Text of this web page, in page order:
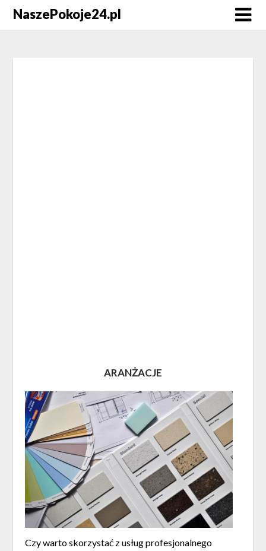
NaszePokoje24.pl
ARANŻACJE
Czy warto skorzystać z usług profesjonalnego